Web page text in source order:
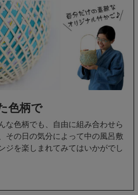
色柄で
な色柄でも、自由に組み合わせら
その日の気分によって中の風呂敷
ジを楽しまれてみてはいかがでし